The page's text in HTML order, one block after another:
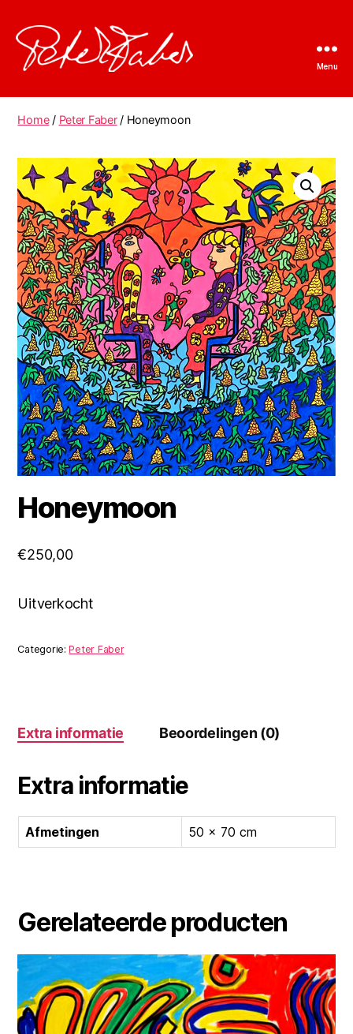
Faber
Menu
Home/ Peter Faber/ Honeymoon
Honeymoon
€250,00
Uitverkocht
Categorie:Peter Faber
Extra informatie Beoordelingen (0)
Extra informatie
Afmetingen 50 × 70 cm
Gerelateerde producten